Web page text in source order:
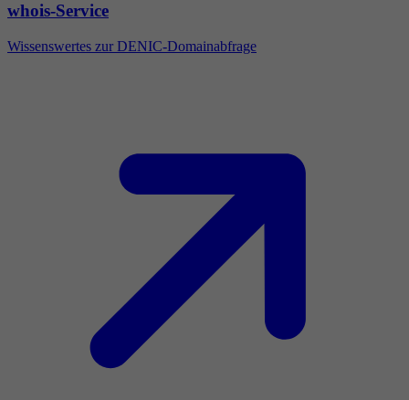
whois-Service
Wissenswertes zur DENIC-Domainabfrage